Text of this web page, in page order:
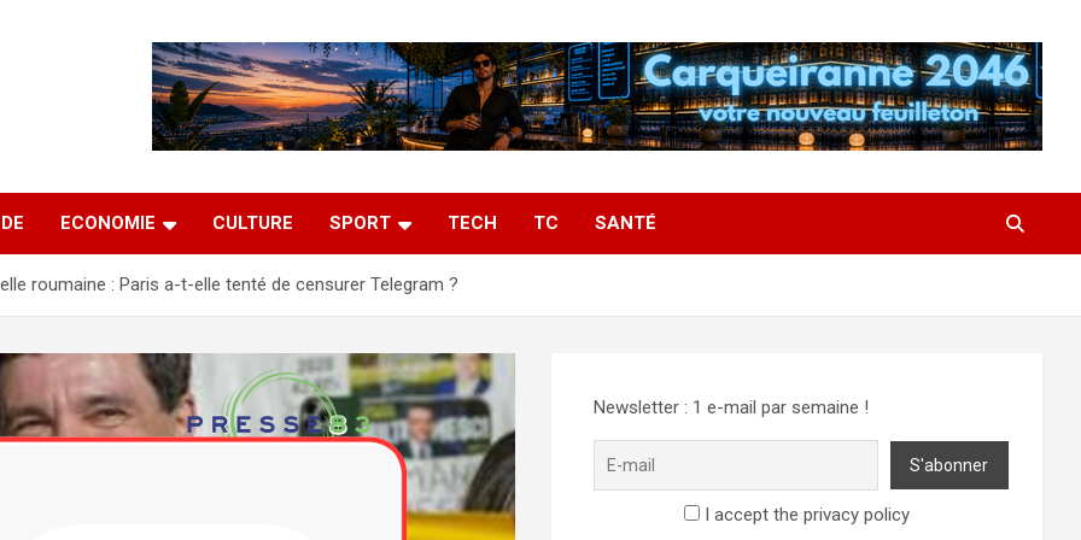
ECONOMIE CULTURE SPORT TECH TC SANTÉ
roumaine : Paris a-t-elle tenté de censurer Telegram ?
Newsletter : 1 e-mail par semaine !
I accept the privacy policy